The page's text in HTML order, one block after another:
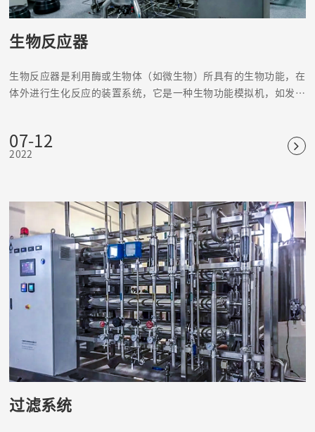
生物反应器
生物反应器是利用酶或生物体（如微生物）所具有的生物功能，在
体外进行生化反应的装置系统，它是一种生物功能模拟机，如发酵
07-12
2022
过滤系统